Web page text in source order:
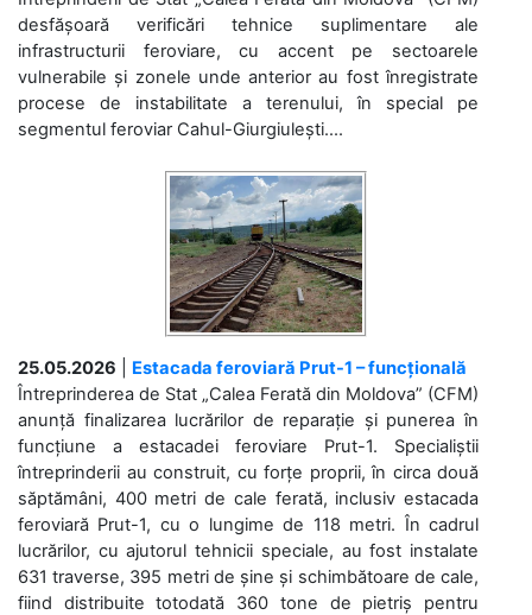
desfășoară verificări tehnice suplimentare ale
infrastructurii feroviare, cu accent pe sectoarele
vulnerabile și zonele unde anterior au fost înregistrate
procese de instabilitate a terenului, în special pe
segmentul feroviar Cahul-Giurgiulești....
25.05.2026
Estacada feroviară Prut-1 – funcțională
Întreprinderea de Stat „Calea Ferată din Moldova” (CFM)
anunță finalizarea lucrărilor de reparație și punerea în
funcțiune a estacadei feroviare Prut-1. Specialiștii
întreprinderii au construit, cu forțe proprii, în circa două
săptămâni, 400 metri de cale ferată, inclusiv estacada
feroviară Prut-1, cu o lungime de 118 metri. În cadrul
lucrărilor, cu ajutorul tehnicii speciale, au fost instalate
631 traverse, 395 metri de șine și schimbătoare de cale,
fiind distribuite totodată 360 tone de pietriș pentru